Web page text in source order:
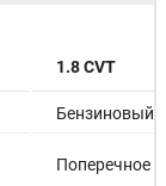
1.8 CVT
Бензиновый
Поперечное